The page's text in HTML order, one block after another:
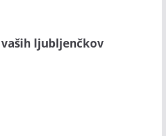
ljubljenčkov